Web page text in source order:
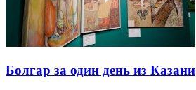
Болгар за один день из Казани